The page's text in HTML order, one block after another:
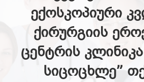
ექოსკოპიური
ქირურგიის
ცენტრის
სიცოცხლე”